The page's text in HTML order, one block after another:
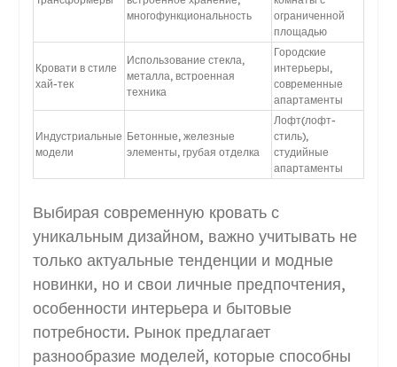
многофункциональность
ограниченной
площадью
Кровати в стиле
хай-тек
Использование стекла,
металла, встроенная
техника
Городские
интерьеры,
современные
апартаменты
Индустриальные
модели
Бетонные, железные
элементы, грубая отделка
Лофт(лофт-
стиль),
студийные
апартаменты
Выбирая современную кровать с
уникальным дизайном, важно учитывать не
только актуальные тенденции и модные
новинки, но и свои личные предпочтения,
особенности интерьера и бытовые
потребности. Рынок предлагает
разнообразие моделей, которые способны